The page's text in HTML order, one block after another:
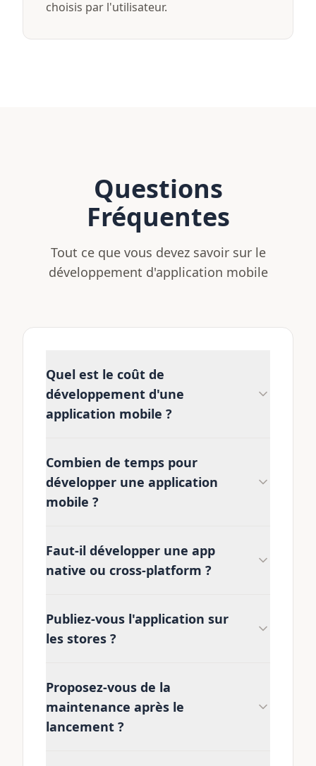
choisis par l'utilisateur.
Questions
Fréquentes
Tout ce que vous devez savoir sur le
développement d'application mobile
Quel est le coût de
développement d'une
application mobile ?
Combien de temps pour
développer une application
mobile ?
Faut-il développer une app
native ou cross-platform ?
Publiez-vous l'application sur
les stores ?
Proposez-vous de la
maintenance après le
lancement ?